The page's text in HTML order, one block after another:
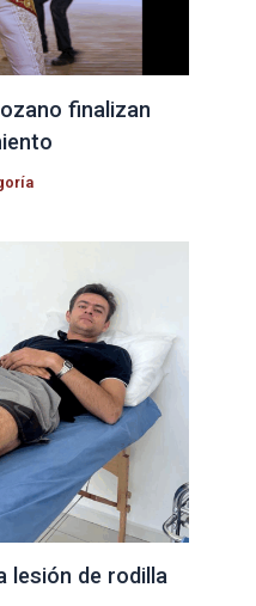
finalizan
lesión de rodilla